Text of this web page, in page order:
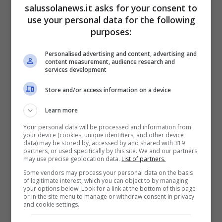
Il rimedio migliore per disincrostare il WC e non farlo mai
In parole molto più povere?
sono inefficaci. E anche da soli hanno un
blando potere disincrostante. Quindi ti
consiglio di trovare una soluzione alternativa.
Se stai cercando un metodo naturale,
ecologico ma davvero efficace per pulire e
deodorare il WC, la soluzione migliore è
l’acido citrico. Questo composto naturale,
derivato dagli agrumi, ha un potente potere
salussolanews.it asks for your consent to
use your personal data for the following
purposes:
Personalised advertising and content, advertising and
content measurement, audience research and
services development
Store and/or access information on a device
Learn more
Your personal data will be processed and information from
your device (cookies, unique identifiers, and other device
data) may be stored by, accessed by and shared with 319
partners, or used specifically by this site. We and our partners
may use precise geolocation data. List of partners.
Some vendors may process your personal data on the basis
of legitimate interest, which you can object to by managing
your options below. Look for a link at the bottom of this page
or in the site menu to manage or withdraw consent in privacy
and cookie settings.